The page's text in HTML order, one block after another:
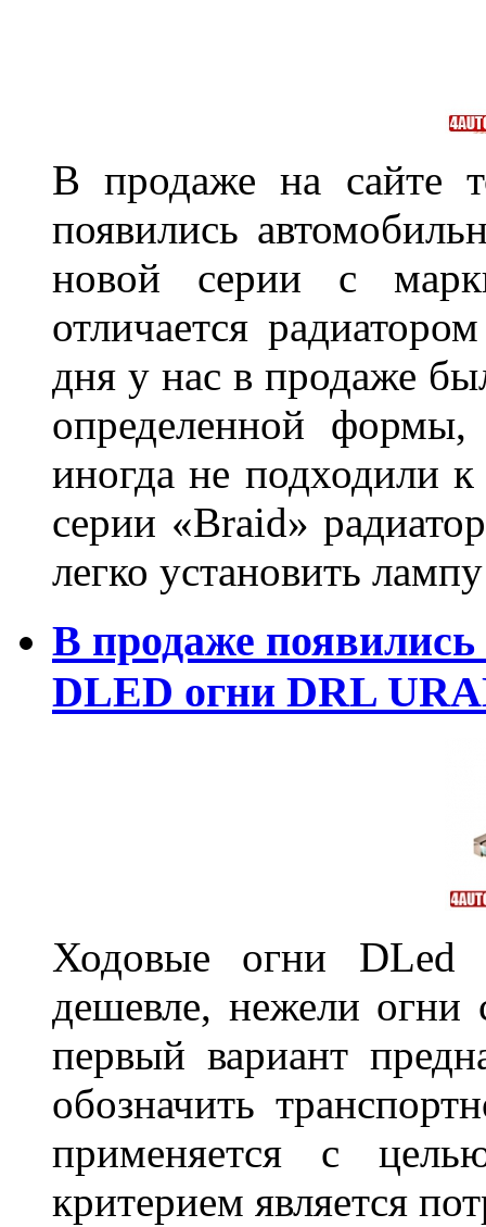
В продаже на сайте
появились
новой серии с
отличается
дня у нас в продаже
определенной
иногда не подходили
серии «Braid»
легко установить
В продаже
DLED огни DRL
Ходовые огни DLed
дешевле, нежели огни
первый вариант
обозначить
применяется с
критерием является